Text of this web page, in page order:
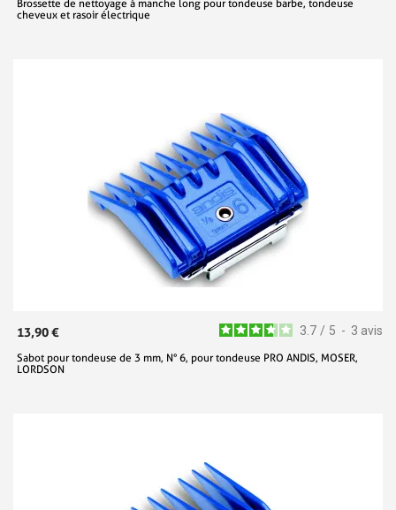
Brossette de nettoyage à manche long pour tondeuse barbe, tondeuse
cheveux et rasoir électrique
3.7 / 5 - 3 avis
13,90 €
Sabot pour tondeuse de 3 mm, N° 6, pour tondeuse PRO ANDIS, MOSER,
LORDSON